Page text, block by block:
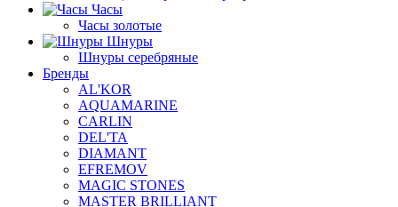
Часы
Часы золотые
Шнуры
Шнуры серебряные
Бренды
AL'KOR
AQUAMARINE
CARLIN
DEL'TA
DIAMANT
EFREMOV
MAGIC STONES
MASTER BRILLIANT